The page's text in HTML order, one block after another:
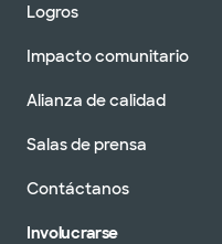
Logros
Impacto comunitario
Alianza de calidad
Salas de prensa
Contáctanos
Involucrarse